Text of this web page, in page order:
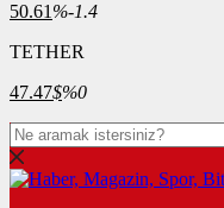
50.61 %-1.4
TETHER
47.47$%0